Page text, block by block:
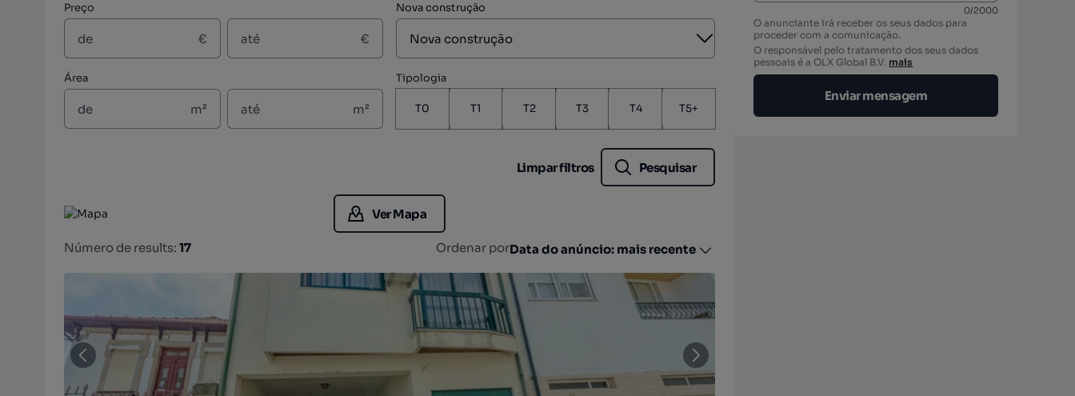
Nova construção
Aberto
Preço
€ €
Área
m² m²
Tipologia
T0 T1 T2 T3 T4 T5+
Limpar filtros Pesquisar
Ver Mapa
Número de results: 17 Ordenar porData do anúncio: mais recente
0/2000
O anunciante irá receber os seus dados para
proceder com a comunicação.
O responsável pelo tratamento dos seus dados
pessoais é a OLX Global B.V. mais
Enviar mensagem